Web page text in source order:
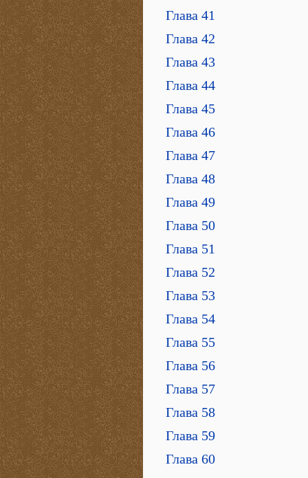
Глава 41
Глава 42
Глава 43
Глава 44
Глава 45
Глава 46
Глава 47
Глава 48
Глава 49
Глава 50
Глава 51
Глава 52
Глава 53
Глава 54
Глава 55
Глава 56
Глава 57
Глава 58
Глава 59
Глава 60